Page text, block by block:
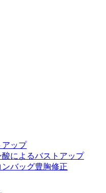
アップ
によるバストアップ
バッグ豊胸修正